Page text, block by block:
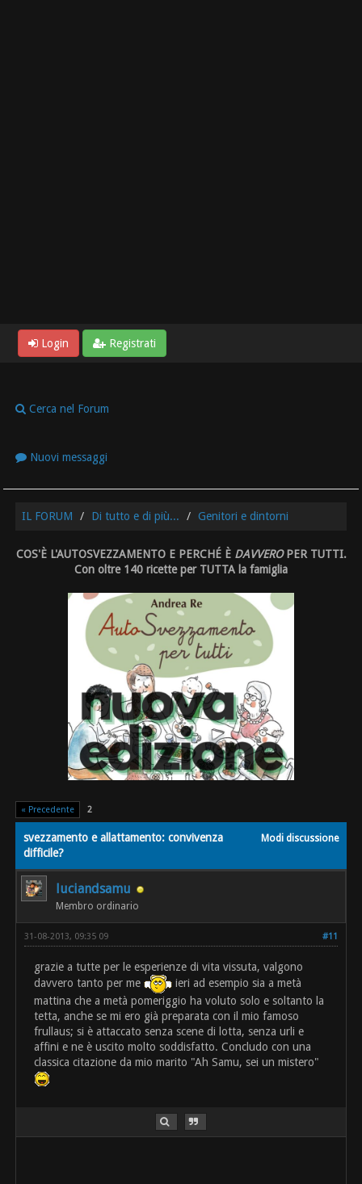
Login Registrati
Cerca nel Forum
Nuovi messaggi
IL FORUM Di tutto e di più... Genitori e dintorni
COS'È L'AUTOSVEZZAMENTO E PERCHÉ È DAVVEROPER TUTTI.
Con oltre 140 ricette per TUTTA la famiglia
« Precedente 2
Modi discussione
svezzamento e allattamento: convivenza
difficile?
luciandsamu
Membro ordinario
#11
31-08-2013, 09:35 09
grazie a tutte per le esperienze di vita vissuta, valgono
davvero tanto per me
ieri ad esempio sia a metà
mattina che a metà pomeriggio ha voluto solo e soltanto la
tetta, anche se mi ero già preparata con il mio famoso
frullaus; si è attaccato senza scene di lotta, senza urli e
affini e ne è uscito molto soddisfatto. Concludo con una
classica citazione da mio marito "Ah Samu, sei un mistero"